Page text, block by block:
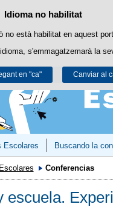
Política de cookies
navegació i cookies de
a l'apartat "Cookies" del
Rebutjar
Idioma no habilitat
no està habilitat en aquest
s'emmagatzemarà la
en "ca" Canviar al
Passar al contingut
Escolares Buscando la
Conferencias
escuela.